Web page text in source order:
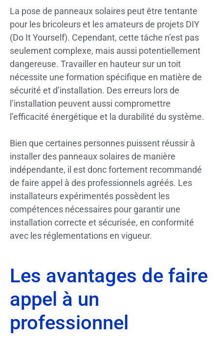
La pose de panneaux solaires peut être tentante
pour les bricoleurs et les amateurs de projets DIY
(Do It Yourself). Cependant, cette tâche n’est pas
seulement complexe, mais aussi potentiellement
dangereuse. Travailler en hauteur sur un toit
nécessite une formation spécifique en matière de
sécurité et d’installation. Des erreurs lors de
l’installation peuvent aussi compromettre
l’efficacité énergétique et la durabilité du système.
Bien que certaines personnes puissent réussir à
installer des panneaux solaires de manière
indépendante, il est donc fortement recommandé
de faire appel à des professionnels agréés. Les
installateurs expérimentés possèdent les
compétences nécessaires pour garantir une
installation correcte et sécurisée, en conformité
avec les réglementations en vigueur.
Les avantages de faire
appel à un
professionnel